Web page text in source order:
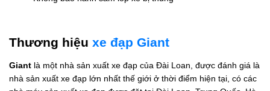
Thương hiệu xe đạp Giant
Giant là một nhà sản xuất xe đạp của Đài Loan, được đánh giá là
nhà sản xuất xe đạp lớn nhất thế giới ở thời điểm hiện tại, có các